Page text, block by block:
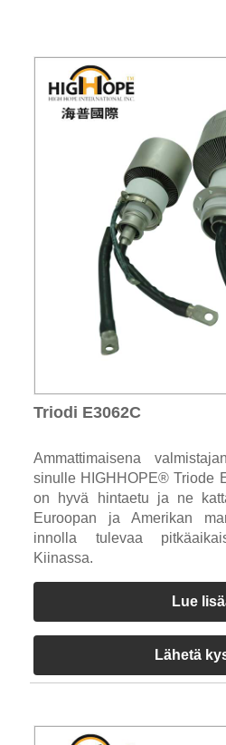
Triodi E3062C
Ammattimaisena
sinulle HIGHHOPE® Triode
on hyvä hintaetu ja ne
Euroopan ja Amerikan
innolla tulevaa
Kiinassa.
Lue
Lähetä